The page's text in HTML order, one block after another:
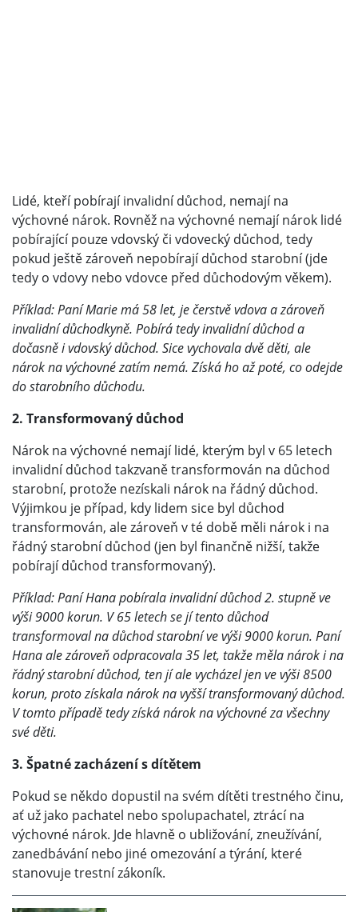
Lidé, kteří pobírají invalidní důchod, nemají na
výchovné nárok. Rovněž na výchovné nemají nárok lidé
pobírající pouze vdovský či vdovecký důchod, tedy
pokud ještě zároveň nepobírají důchod starobní (jde
tedy o vdovy nebo vdovce před důchodovým věkem).
Příklad: Paní Marie má 58 let, je čerstvě vdova a zároveň
invalidní důchodkyně. Pobírá tedy invalidní důchod a
dočasně i vdovský důchod. Sice vychovala dvě děti, ale
nárok na výchovné zatím nemá. Získá ho až poté, co odejde
do starobního důchodu.
2. Transformovaný důchod
Nárok na výchovné nemají lidé, kterým byl v 65 letech
invalidní důchod takzvaně transformován na důchod
starobní, protože nezískali nárok na řádný důchod.
Výjimkou je případ, kdy lidem sice byl důchod
transformován, ale zároveň v té době měli nárok i na
řádný starobní důchod (jen byl finančně nižší, takže
pobírají důchod transformovaný).
Příklad: Paní Hana pobírala invalidní důchod 2. stupně ve
výši 9000 korun. V 65 letech se jí tento důchod
transformoval na důchod starobní ve výši 9000 korun. Paní
Hana ale zároveň odpracovala 35 let, takže měla nárok i na
řádný starobní důchod, ten jí ale vycházel jen ve výši 8500
korun, proto získala nárok na vyšší transformovaný důchod.
V tomto případě tedy získá nárok na výchovné za všechny
své děti.
3. Špatné zacházení s dítětem
Pokud se někdo dopustil na svém dítěti trestného činu,
ať už jako pachatel nebo spolupachatel, ztrácí na
výchovné nárok. Jde hlavně o ubližování, zneužívání,
zanedbávání nebo jiné omezování a týrání, které
stanovuje trestní zákoník.